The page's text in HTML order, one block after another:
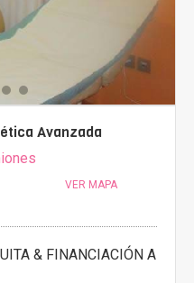
Avanzada
VER MAPA
& FINANCIACIÓN A